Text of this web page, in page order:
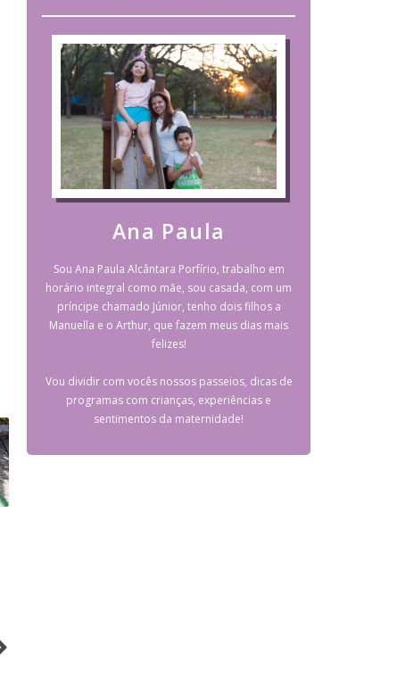
Ana Paula
Sou Ana Paula Alcântara Porfírio, trabalho em
horário integral como mãe, sou casada, com um
príncipe chamado Júnior, tenho dois filhos a
Manuella e o Arthur, que fazem meus dias mais
felizes!
Vou dividir com vocês nossos passeios, dicas de
programas com crianças, experiências e
sentimentos da maternidade!